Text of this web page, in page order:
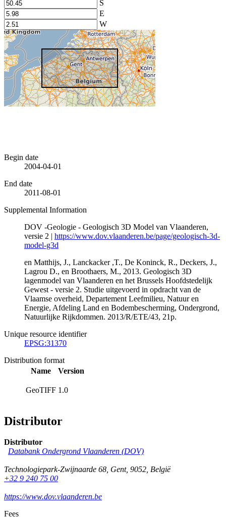
S
E
W
Begin date
2004-04-01
End date
2011-08-01
Supplemental Information
DOV -Geologie - Geologisch 3D Model van Vlaanderen,
versie 2 | https://www.dov.vlaanderen.be/page/geologisch-3d-
model-g3d
en Matthijs, J., Lanckacker ,T., De Koninck, R., Deckers, J.,
Lagrou D., en Broothaers, M., 2013. Geologisch 3D
lagenmodel van Vlaanderen en het Brussels Hoofdstedelijk
Gewest - versie 2. Studie uitgevoerd in opdracht van de
Vlaamse overheid, Departement Leefmilieu, Natuur en
Energie, Afdeling Land en Bodembescherming, Ondergrond,
Natuurlijke Rijkdommen. 2013/R/ETE/43, 21p.
Unique resource identifier
EPSG:31370
Distribution format
Name
Version
GeoTIFF 1.0
Distributor
Distributor
Databank Ondergrond Vlaanderen (DOV)
Technologiepark-Zwijnaarde 68, Gent, 9052, België
+32 9 240 75 00
https://www.dov.vlaanderen.be
Fees